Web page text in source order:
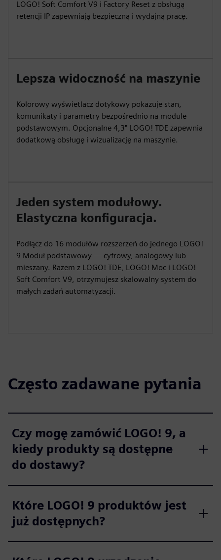
LOGO! Soft Comfort V9 i Factory Reset z obsługą
retencji IP zapewniają bezpieczną i wydajną pracę.
Lepsza widoczność na maszynie
Kolorowy wyświetlacz dotykowy pokazuje stan,
komunikaty i parametry bezpośrednio na module
podstawowym. Opcjonalne 4,3" LOGO! TDE zapewnia
dodatkową obsługę i wizualizację na maszynie.
Jeden system modułowy.
Elastyczna konfiguracja.
Podłącz do 16 modułów rozszerzeń do jednego LOGO!
9 Moduł podstawowy — cyfrowy, analogowy lub
mieszany. Razem z LOGO! TDE, LOGO! Moc i LOGO!
Soft Comfort V9, otrzymujesz skalowalny system do
małych zadań automatyzacji.
Często zadawane pytania
Czy mogę zamówić LOGO! 9, a
kiedy produkty są dostępne
do dostawy?
Które LOGO! 9 produktów jest
już dostępnych?